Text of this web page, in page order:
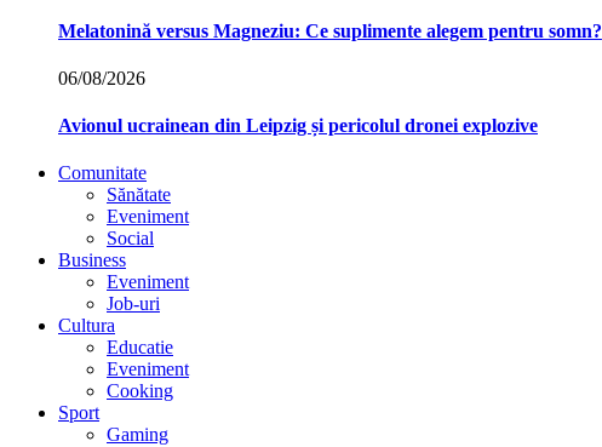
Melatonină versus Magneziu: Ce suplimente alegem pentru somn?
06/08/2026
Avionul ucrainean din Leipzig și pericolul dronei explozive
Comunitate
Sănătate
Eveniment
Social
Business
Eveniment
Job-uri
Cultura
Educatie
Eveniment
Cooking
Sport
Gaming